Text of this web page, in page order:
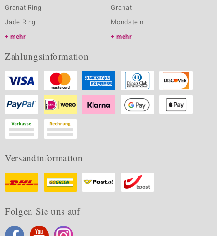
Granat Ring
Jade Ring
mehr
Granat
Mondstein
mehr
Zahlungsinformation
Versandinformation
Folgen Sie uns auf